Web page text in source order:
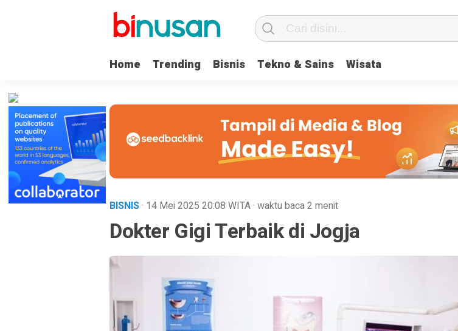
Home Trending Bisnis Tekno & Sains Wisata
BISNIS· 14 Mei 2025 20:08 WITA· waktu baca 2 menit
Dokter Gigi Terbaik di Jogja